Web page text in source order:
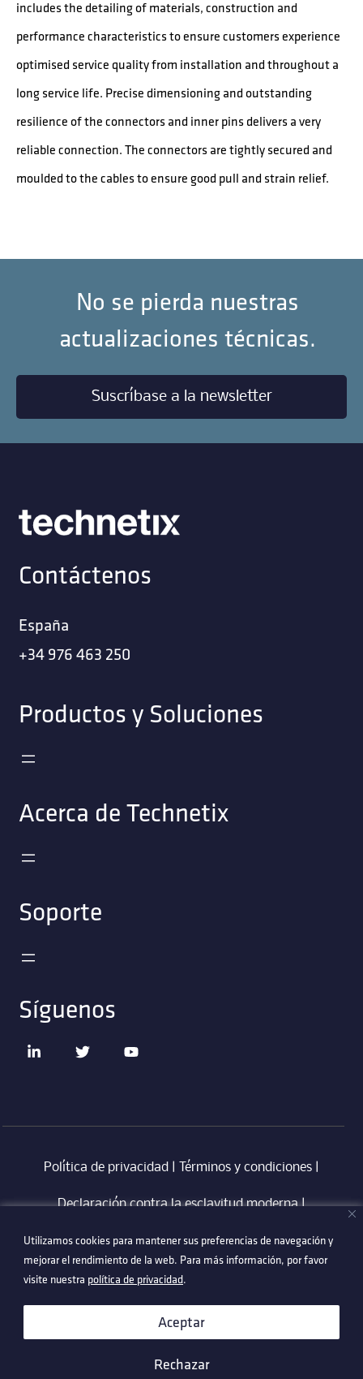
Utilizamos cookies para mantener sus preferencias de navegación y
mejorar el rendimiento de la web. Para más información, por favor
visite nuestra política de privacidad.
Rechazar
Aceptar
Utilizamos cookies para mantener sus preferencias de navegación y
mejorar el rendimiento de la web. Para más información, por favor
visite nuestra política de privacidad.
Rechazar
Aceptar
includes the detailing of materials, construction and
performance characteristics to ensure customers experience
optimised service quality from installation and throughout a
long service life. Precise dimensioning and outstanding
resilience of the connectors and inner pins delivers a very
reliable connection. The connectors are tightly secured and
moulded to the cables to ensure good pull and strain relief.
No se pierda nuestras
actualizaciones técnicas.
Suscríbase a la newsletter
Contáctenos
España
+34 976 463 250
Productos y Soluciones
Acerca de Technetix
Soporte
Síguenos
Política de privacidad Términos y condiciones
Declaración contra la esclavitud moderna‎ |
Código de Conducta en Proveedores Technetix|
Politica Anti-Corrupció